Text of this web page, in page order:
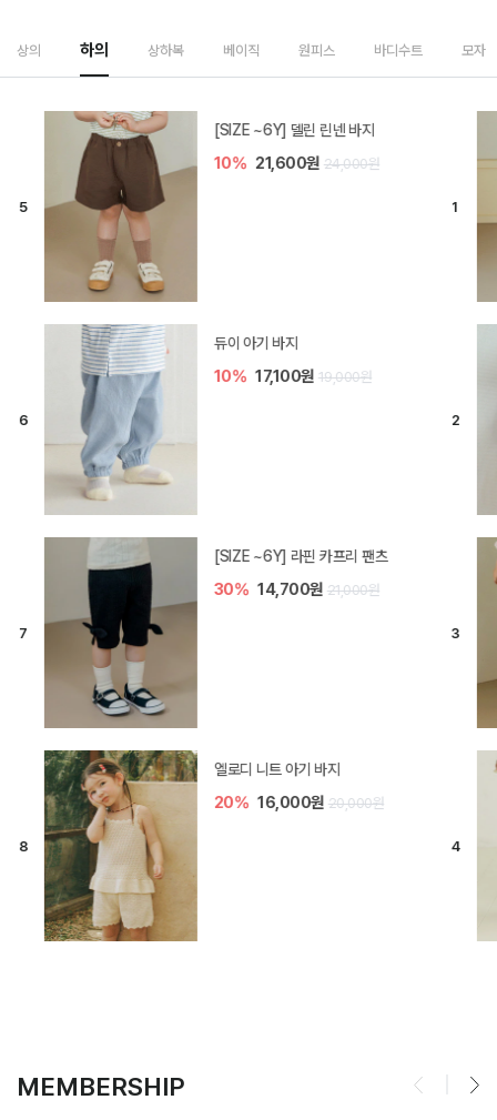
상의 하의 상하복 베이직 원피스 바디수트 모자
[SIZE ~6Y] 델린 린넨 바지
10% 21,600원 24,000원
듀이 아기 바지
10% 17,100원 19,000원
[SIZE ~6Y] 라핀 카프리 팬츠
30% 14,700원 21,000원
엘로디 니트 아기 바지
20% 16,000원 20,000원
MEMBERSHIP